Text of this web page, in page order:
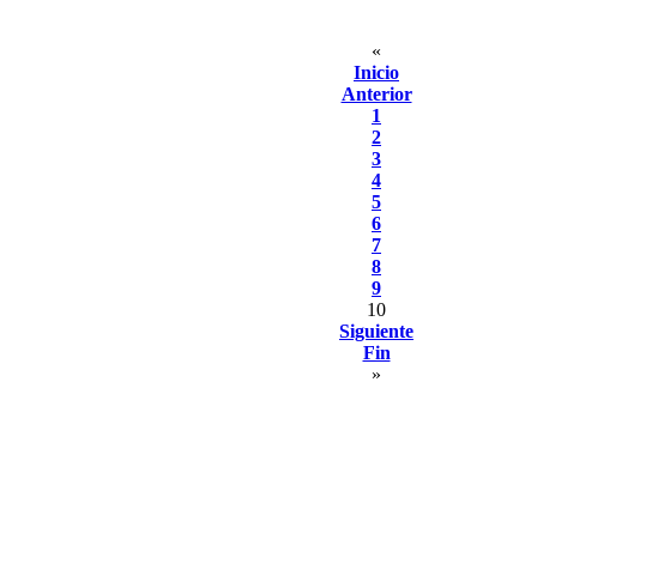
«
Inicio
Anterior
1
2
3
4
5
6
7
8
9
10
Siguiente
Fin
»